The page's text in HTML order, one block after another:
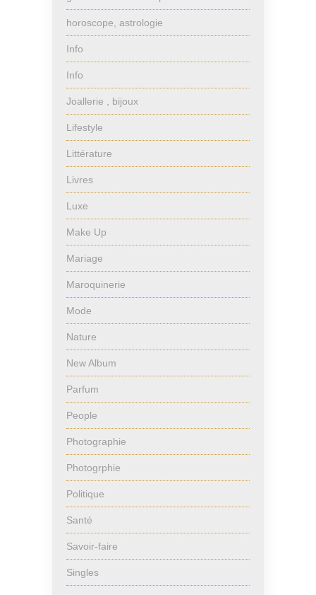
horoscope, astrologie
Info
Info
Joallerie , bijoux
Lifestyle
Littérature
Livres
Luxe
Make Up
Mariage
Maroquinerie
Mode
Nature
New Album
Parfum
People
Photographie
Photogrphie
Politique
Santé
Savoir-faire
Singles